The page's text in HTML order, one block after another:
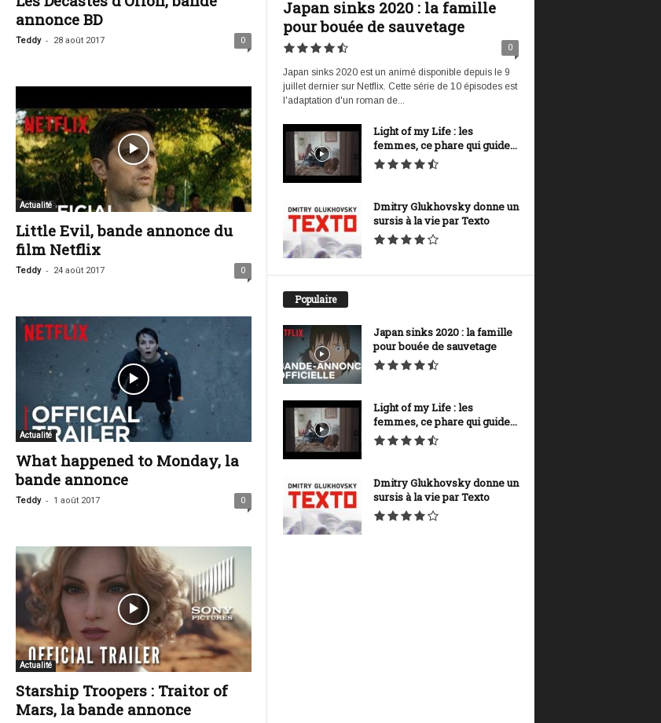
annonce BD
Teddy - 28 août 2017 0
Actualité
Little Evil, bande annonce du
film Netflix
Teddy - 24 août 2017 0
Actualité
What happened to Monday, la
bande annonce
Teddy - 1 août 2017 0
Actualité
Starship Troopers : Traitor of
Mars, la bande annonce
Japan sinks 2020 : la famille
pour bouée de sauvetage
0
Japan sinks 2020 est un animé disponible depuis le 9
juillet dernier sur Netflix. Cette série de 10 épisodes est
l'adaptation d'un roman de...
Light of my Life : les
femmes, ce phare qui guide...
Dmitry Glukhovsky donne un
sursis à la vie par Texto
Populaire
Japan sinks 2020 : la famille
pour bouée de sauvetage
Light of my Life : les
femmes, ce phare qui guide...
Dmitry Glukhovsky donne un
sursis à la vie par Texto